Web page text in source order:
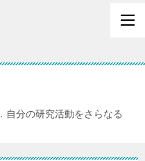
自分の研究活動をさらなる